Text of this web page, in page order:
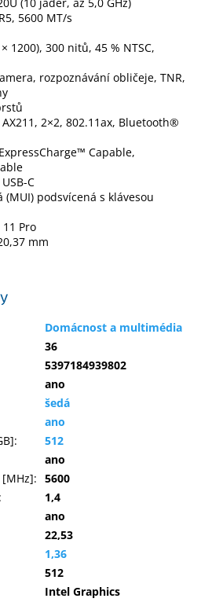
(10 jader, až 5,0 GHz)
5600 MT/s
1200), 300 nitů, 45 % NTSC,
rozpoznávání obličeje, TNR,
2×2, 802.11ax, Bluetooth®
Capable,
C
(MUI) podsvícená s klávesou
Pro
mm
Domácnost a multimédia
36
5397184939802
ano
šedá
ano
:
512
ano
: 5600
:
1,4
ano
22,53
1,36
512
Intel Graphics